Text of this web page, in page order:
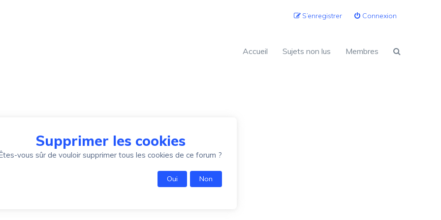
Connexion
S’enregistrer
Accueil Sujets non lus Membres
Supprimer les cookies
vous sûr de vouloir supprimer tous les cookies de ce forum ?